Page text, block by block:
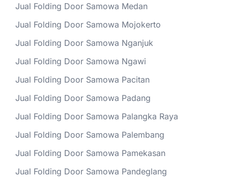
Jual Folding Door Samowa Medan
Jual Folding Door Samowa Mojokerto
Jual Folding Door Samowa Nganjuk
Jual Folding Door Samowa Ngawi
Jual Folding Door Samowa Pacitan
Jual Folding Door Samowa Padang
Jual Folding Door Samowa Palangka Raya
Jual Folding Door Samowa Palembang
Jual Folding Door Samowa Pamekasan
Jual Folding Door Samowa Pandeglang